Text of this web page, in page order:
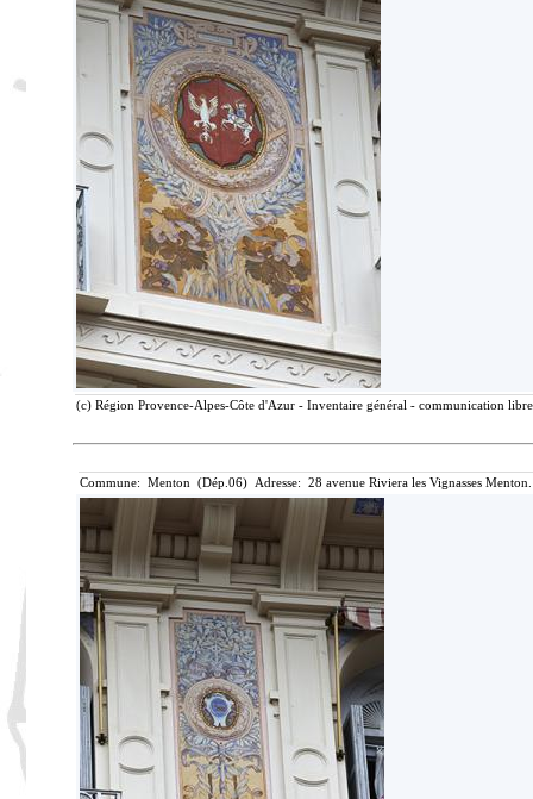
(c) Région Provence-Alpes-Côte d'Azur - Inventaire général - communication
Commune: Menton (Dép.06) Adresse: 28 avenue Riviera les Vignasses